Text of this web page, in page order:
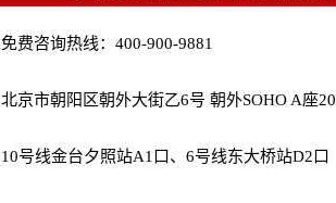
免费咨询热线：400-900-9881
北京市朝阳区朝外大街乙6号 朝外SOHO A座
10号线金台夕照站A1口、6号线东大桥站D2口